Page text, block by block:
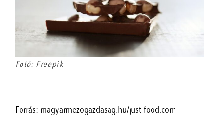
Fotó: Freepik
Forrás: magyarmezogazdasag.hu/just-food.com